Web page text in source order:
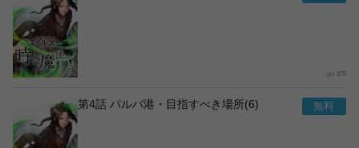
270
第4話 パルバ港・目指すべき場所(6)